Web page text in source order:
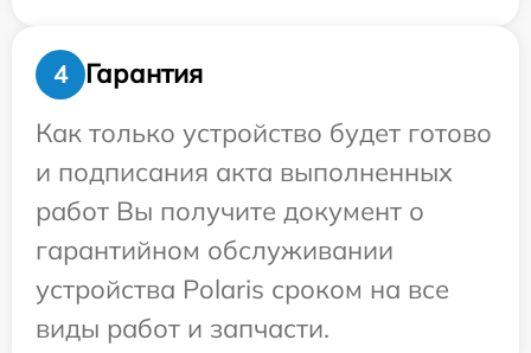
4
Гарантия
Как только устройство будет готово
и подписания акта выполненных
работ Вы получите документ о
гарантийном обслуживании
устройства Polaris сроком на все
виды работ и запчасти.